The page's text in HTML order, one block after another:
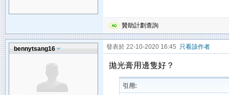
贊助計劃查詢
bennytsang16 發表於 22-10-2020 16:45 只看該作者
拋光膏用邊隻好？
引用: